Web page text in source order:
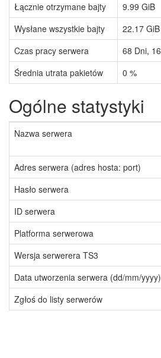
Łącznie otrzymane bajty
9.99 GiB
Wysłane wszystkie bajty
22.17 GiB
Czas pracy serwera
68 Dni, 16
Średnia utrata pakietów
0 %
Ogólne statystyki
Nazwa serwera
Adres serwera (adres hosta: port)
Hasło serwera
ID serwera
Platforma serwerowa
Wersja serwerera TS3
Data utworzenia serwera (dd/mm/yyyy)
Zgłoś do listy serwerów